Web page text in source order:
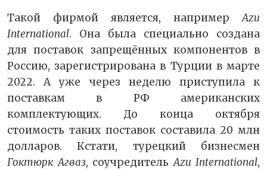
Такой фирмой является, напримерAzu
International. Она была специально создана
для поставок запрещённых компонентов в
Россию, зарегистрирована в Турции в марте
2022. А уже через неделю приступила к
поставкам в РФ американских
комплектующих. До конца октября
стоимость таких поставок составила 20 млн
долларов. Кстати, турецкий бизнесмен
Гоктюрк Агваз, соучредительAzu International,